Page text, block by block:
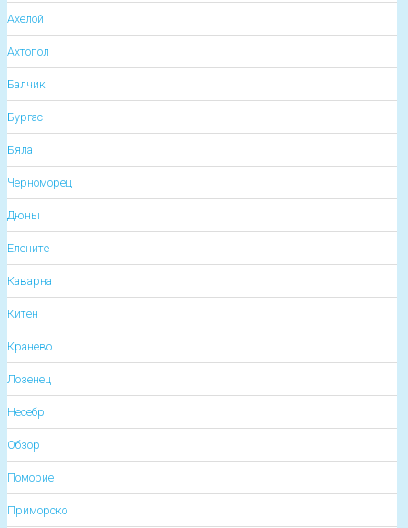
Ахелой
Ахтопол
Балчик
Бургас
Бяла
Черноморец
Дюны
Елените
Каварна
Китен
Кранево
Лозенец
Несебр
Обзор
Поморие
Приморско